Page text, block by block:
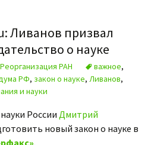
Ливанов призвал
о науке
Реорганизация РАН важное,
РФ, закон о науке, Ливанов,
и науки
России Дмитрий
новый закон о науке в
.